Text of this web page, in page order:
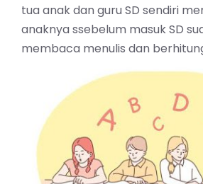
tua anak dan guru SD sendiri
anaknya ssebelum masuk SD
membaca menulis dan